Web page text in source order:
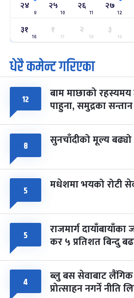
सोम फाल्गुन २४, २०८३- Mar 8, 2027
२५
मंगल
ग्याल्पो ल्होसार
फाल्गुन २५, २०८३ Mar 9, 2027
७
आइत
पूर्णिमा व्रत
चैत्र ७, २०८३-Mar 21, 2027
८
सोम
फागुपूर्णिमा
चैत्र ८, २०८३-Mar 22, 2027
२४
9
२५
10
२६
11
२७
12
३१
16
१
17
२
18
३
19
धेरै कमेन्ट गरिएका
१२ बाम माछाको
पाहुना, समुद्रका सन्तान
८ सुनचाँदीको मूल्य बढ्यो
५ मधेशमा भयको रोटी
५ राजमार्ग दायाँबायाँका
कर ५ प्रतिशत बिन्दु
४ ब्लु बस सेवाबाट
प्रोत्साहन नगर्ने नीति